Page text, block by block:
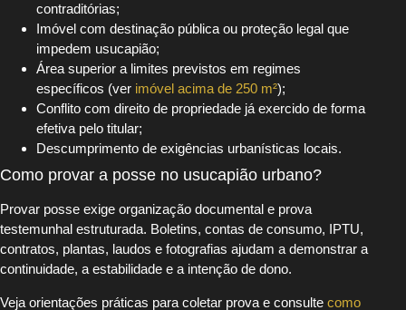
contraditórias;
Imóvel com destinação pública ou proteção legal que
impedem usucapião;
Área superior a limites previstos em regimes
específicos (ver imóvel acima de 250 m²);
Conflito com direito de propriedade já exercido de forma
efetiva pelo titular;
Descumprimento de exigências urbanísticas locais.
Como provar a posse no usucapião urbano?
Provar posse exige organização documental e prova
testemunhal estruturada. Boletins, contas de consumo, IPTU,
contratos, plantas, laudos e fotografias ajudam a demonstrar a
continuidade, a estabilidade e a intenção de dono.
Veja orientações práticas para coletar prova e consulte como